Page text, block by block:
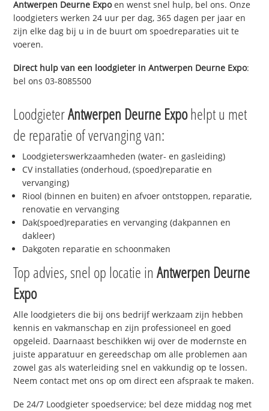
Antwerpen Deurne Expoen wenst snel hulp, bel ons. Onze
loodgieters werken 24 uur per dag, 365 dagen per jaar en
zijn elke dag bij u in de buurt om spoedreparaties uit te
voeren.
Direct hulp van een loodgieter inAntwerpen Deurne Expo:
bel ons 03-8085500
LoodgieterAntwerpen Deurne Expohelpt u met
de reparatie of vervanging van:
Loodgieterswerkzaamheden (water- en gasleiding)
CV installaties (onderhoud, (spoed)reparatie en
vervanging)
Riool (binnen en buiten) en afvoer ontstoppen, reparatie,
renovatie en vervanging
Dak(spoed)reparaties en vervanging (dakpannen en
dakleer)
Dakgoten reparatie en schoonmaken
Top advies, snel op locatie inAntwerpen Deurne
Expo
Alle loodgieters die bij ons bedrijf werkzaam zijn hebben
kennis en vakmanschap en zijn professioneel en goed
opgeleid. Daarnaast beschikken wij over de modernste en
juiste apparatuur en gereedschap om alle problemen aan
zowel gas als waterleiding snel en vakkundig op te lossen.
Neem contact met ons op om direct een afspraak te maken.
De 24/7 Loodgieter spoedservice; bel deze middag nog met